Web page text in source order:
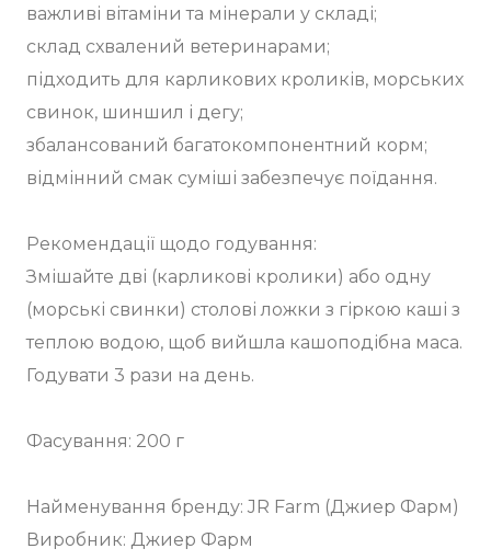
важливі вітаміни та мінерали у складі;
склад схвалений ветеринарами;
підходить для карликових кроликів, морських
свинок, шиншил і дегу;
збалансований багатокомпонентний корм;
відмінний смак суміші забезпечує поїдання.
Рекомендації щодо годування:
Змішайте дві (карликові кролики) або одну
(морські свинки) столові ложки з гіркою каші з
теплою водою, щоб вийшла кашоподібна маса.
Годувати 3 рази на день.
Фасування: 200 г
Найменування бренду: JR Farm (Джиер Фарм)
Виробник: Джиер Фарм